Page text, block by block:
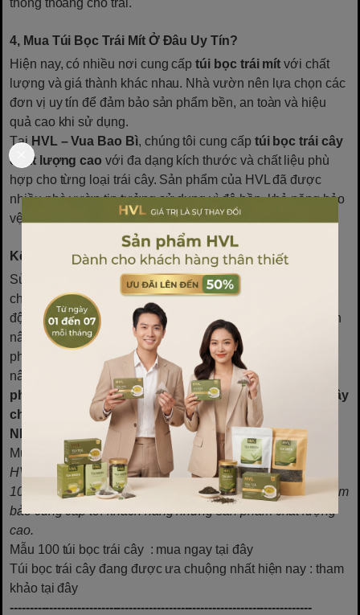
4, Mua Túi Bọc Trái Mít Ở Đâu Uy Tín?
Hiện nay, có nhiều nơi cung cấptúi bọc trái mít với chất
lượng và giá thành khác nhau. Nhà vườn nên lựa chọn các
đơn vị uy tín để đảm bảo sản phẩm bền, an toàn và hiệu
quả cao khi sử dụng.
Tại HVL – Vua Bao Bì, chúng tôi cung cấp túi bọc trái cây
chất lượng cao với đa dạng kích thước và chất liệu phù
hợp cho từng loại trái cây. Sản phẩm của HVL đã được
nhiều nhà vườn tin tưởng sử dụng vì độ bền, khả năng bảo
vệ tốt và giá thành hợp lý.
Kết Luận
Sử dụng
túi bọc trái mítmang lại nhiều lợi ích thiết thực
cho nhà vườn, từ bảo vệ trái khỏi sâu bệnh, hạn chế tác
động của thời tiết, giảm sử dụng thuốc bảo vệ thực vật đến
nâng cao chất lượng và giá trị kinh tế. Đây là một phương
pháp canh tác hiện đại, giúp nhà nông tiết kiệm chi phí và
nâng cao hiệu quả sản xuất. Nếu bạn đang tìm kiếm
pháp bảo vệ trái mít tốt nhất, đừng bỏ quatúi bọc trái cây
chất lượng cao từ HVL – Vua Bao Bì!
Những câu hỏi thường gặp:
Mua túi bọc trái cây ở đâu?
HVL là đơn vị cung câp túi bọc trái cây toàn quốc. Với hơn
1000 đối tác lớn nhỏ trải khắp toàn quốc, doanh nghiệp đảm
bảo cung cấp tới khách hàng những sản phẩm chất lượng
cao.
Mẫu 100 túi bọc trái cây : mua ngay tại đây
Túi bọc trái cây đang được ưa chuộng nhất hiện nay : tham
khảo tại đây
----------------------------------------------------------------------------